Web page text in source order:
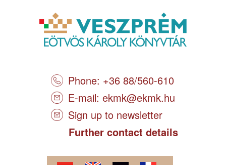
Phone: +36 88/560-610
E-mail: ekmk@ekmk.hu
Sign up to newsletter
Further contact details